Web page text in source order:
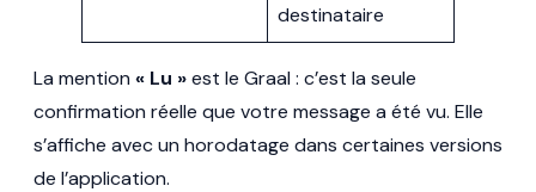
destinataire
La mention « Lu »est le Graal : c’est la seule
confirmation réelle que votre message a été vu. Elle
s’affiche avec un horodatage dans certaines versions
de l’application.